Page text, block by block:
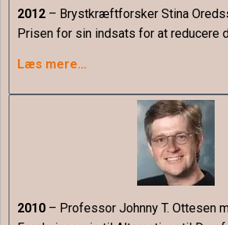
2012 – Brystkræftforsker Stina
Prisen for sin indsats for at reducere
Læs mere…
2010 – Professor Johnny T. Ottesen